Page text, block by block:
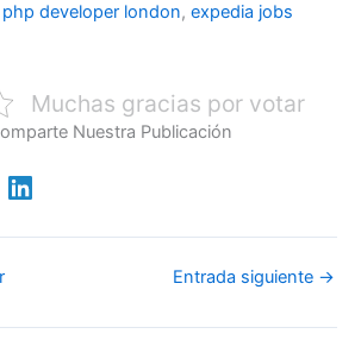
php developer london, expedia jobs
Muchas gracias por votar
Nuestra Publicación
Entrada siguiente →